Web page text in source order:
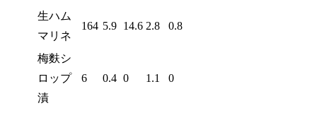
生ハム
マリネ
164 5.9 14.6 2.8 0.8
梅麩シ
ロップ
漬
6 0.4 0 1.1 0